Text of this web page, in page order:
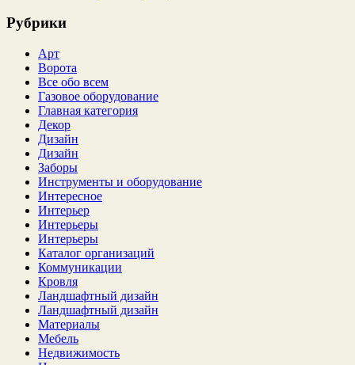
Рубрики
Арт
Ворота
Все обо всем
Газовое оборудование
Главная категория
Декор
Дизайн
Дизайн
Заборы
Инструменты и оборудование
Интересное
Интерьер
Интерьеры
Интерьеры
Каталог организаций
Коммуникации
Кровля
Ландшафтный дизайн
Ландшафтный дизайн
Материалы
Мебель
Недвижимость